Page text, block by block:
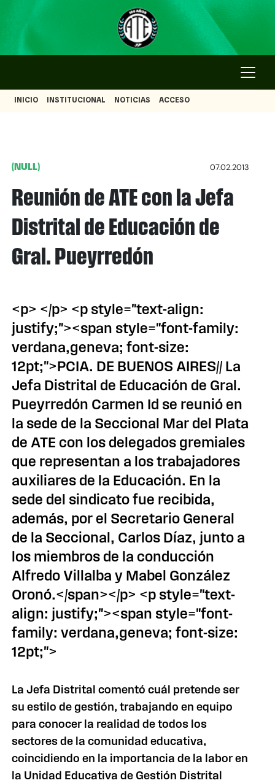
INICIO INSTITUCIONAL NOTICIAS ACCESO
(NULL) 07.02.2013
Reunión de ATE con la Jefa
Distrital de Educación de
Gral. Pueyrredón
<p> </p> <p style="text-align:
justify;"><span style="font-family:
verdana,geneva; font-size:
12pt;">PCIA. DE BUENOS AIRES// La
Jefa Distrital de Educación de Gral.
Pueyrredón Carmen Id se reunió en
la sede de la Seccional Mar del Plata
de ATE con los delegados gremiales
que representan a los trabajadores
auxiliares de la Educación. En la
sede del sindicato fue recibida,
además, por el Secretario General
de la Seccional, Carlos Díaz, junto a
los miembros de la conducción
Alfredo Villalba y Mabel González
Oronó.</span></p> <p style="text-
align: justify;"><span style="font-
family: verdana,geneva; font-size:
12pt;">
La Jefa Distrital comentó cuál pretende ser
su estilo de gestión, trabajando en equipo
para conocer la realidad de todos los
sectores de la comunidad educativa,
coincidiendo en la importancia de la labor en
la Unidad Educativa de Gestión Distrital